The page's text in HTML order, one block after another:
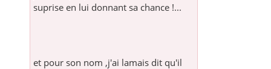
suprise en lui donnant sa chance !...
et pour son nom ,j'ai lamais dit qu'il